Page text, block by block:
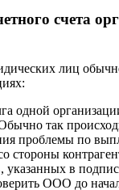
счет
тот же
счета
лиц